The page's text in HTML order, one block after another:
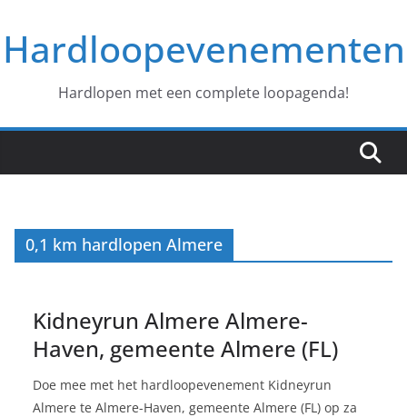
naar
deHardloopevenementen
Hardlopen met een complete loopagenda!
0,1 km hardlopen Almere
Kidneyrun Almere Almere-
Haven, gemeente Almere (FL)
Doe mee met het hardloopevenement Kidneyrun
Almere te Almere-Haven, gemeente Almere (FL) op za